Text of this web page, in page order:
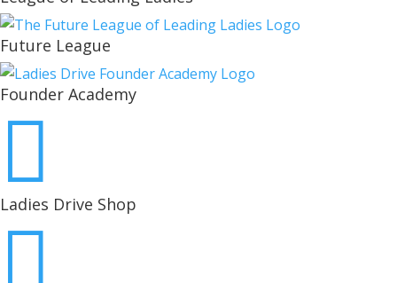
Future League
Founder Academy

Ladies Drive Shop
